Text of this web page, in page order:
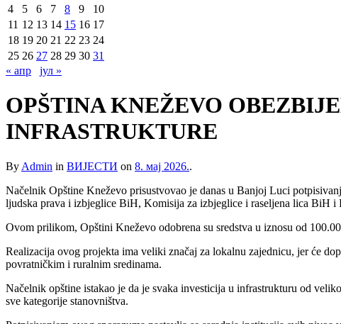
4
5 6 7 8 9
10
11 12 13 14 15 16 17
18 19 20 21 22 23 24
25 26 27 28 29 30 31
« апр
јул »
OPŠTINA KNEŽEVO
INFRASTRUKTURE
By Admin in ВИЈЕСТИ on 8. мај 2026..
Načelnik Opštine Kneževo prisustvovao je danas u Banjoj Luci
ljudska prava i izbjeglice BiH, Komisija za izbjeglice i raseljena lica BiH i
Ovom prilikom, Opštini Kneževo odobrena su sredstva u iznosu od
Realizacija ovog projekta ima veliki značaj za lokalnu zajednicu, jer će
povratničkim i ruralnim sredinama.
Načelnik opštine istakao je da je svaka investicija u infrastrukturu od
sve kategorije stanovništva.